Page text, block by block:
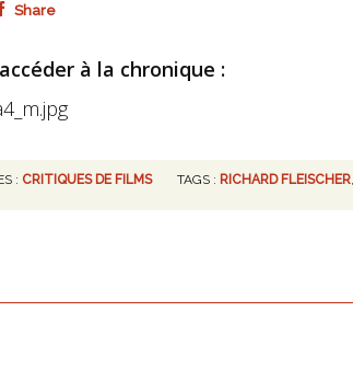
Share
à la chronique :
: CRITIQUES DE FILMS TAGS : RICHARD FLEISCHER